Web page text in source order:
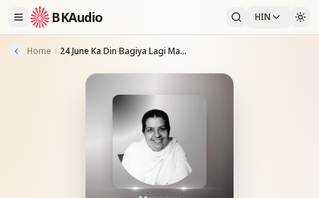
BKAudio HIN
Home 24 June Ka Din Bagiya Lagi Mahekne